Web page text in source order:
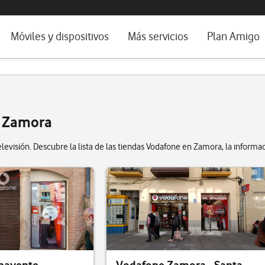
e idioma
Móviles y dispositivos Más servicios Plan Amigo
Descubre la lista de las tiendas Vodafone en Zamora, la